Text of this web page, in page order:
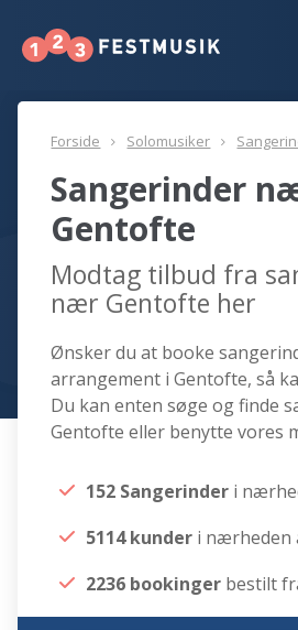
Forside Solomusiker
Sangerinder
Gentofte
Modtag tilbud fra
nær Gentofte her
Ønsker du at booke
arrangement i Gentofte, så
Du kan enten søge og finde
Gentofte eller benytte vores
152 Sangerinder i
5114 kunder i nærheden
2236 bookinger bestilt